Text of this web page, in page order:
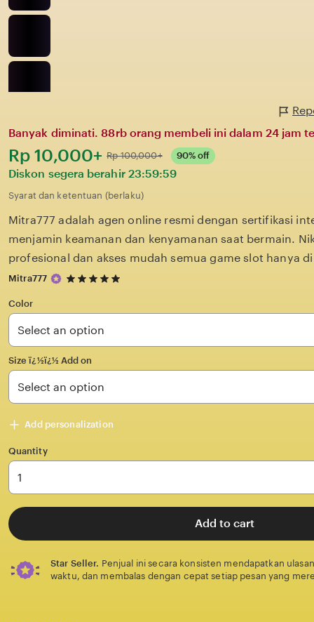
Banyak diminati. 88rb orang membeli ini dalam 24 jam
Harga:
Rp 10,000+ Normal:
Rp 100,000+ 90% off
Diskon segera berahir 23:59:59
Syarat dan ketentuan (berlaku)
Mitra777 adalah agen online resmi dengan sertifikasi
menjamin keamanan dan kenyamanan saat bermain.
profesional dan akses mudah semua game slot hanya
Mitra777
5
5
stars
Color
Size ï¿½ï¿½ Add on
Add personalization
Quantity
Add to cart
Star Seller. Penjual ini secara konsisten mendapatkan
waktu, dan membalas dengan cepat setiap pesan yang